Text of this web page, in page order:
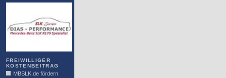
FREIWILLIGER
KOSTENBEITRAG
MBSLK.de fördern